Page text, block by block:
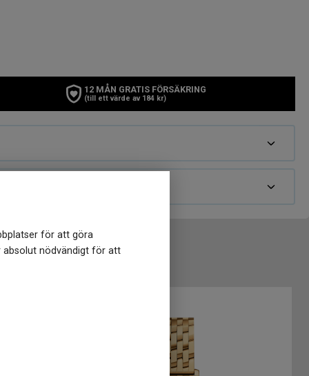
för att göra
absolut nödvändigt för att
12 MÅN GRATIS FÖRSÄKRING
(till ett värde av 184 kr)